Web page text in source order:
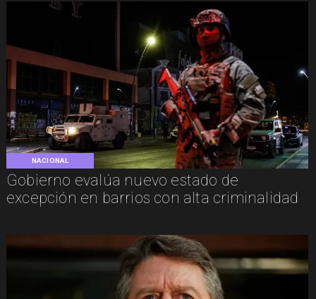
NACIONAL
Gobierno evalúa nuevo estado de
excepción en barrios con alta criminalidad